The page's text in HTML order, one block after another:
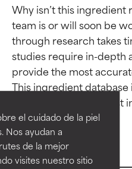
el cuidado de la piel
Nos ayudan a
de la mejor
visites nuestro sitio
Why isn’t this ingredient
team is or will soon be
through research takes
studies require in-depth
provide the most
This ingredient
EXCELENTE
Ingrediente
beneficios
EXCELENTE
Ingrediente
beneficios